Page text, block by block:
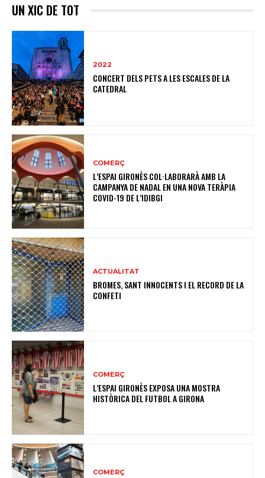
UN XIC DE TOT
2022
CONCERT DELS PETS A LES ESCALES DE LA
CATEDRAL
COMERÇ
L’ESPAI GIRONÈS COL·LABORARÀ AMB LA
CAMPANYA DE NADAL EN UNA NOVA TERÀPIA
COVID-19 DE L’IDIBGI
ACTUALITAT
BROMES, SANT INNOCENTS I EL RECORD DE LA
CONFETI
COMERÇ
L’ESPAI GIRONÈS EXPOSA UNA MOSTRA
HISTÒRICA DEL FUTBOL A GIRONA
COMERÇ